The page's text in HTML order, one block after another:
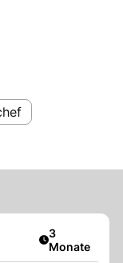
Artikel
3
Monate